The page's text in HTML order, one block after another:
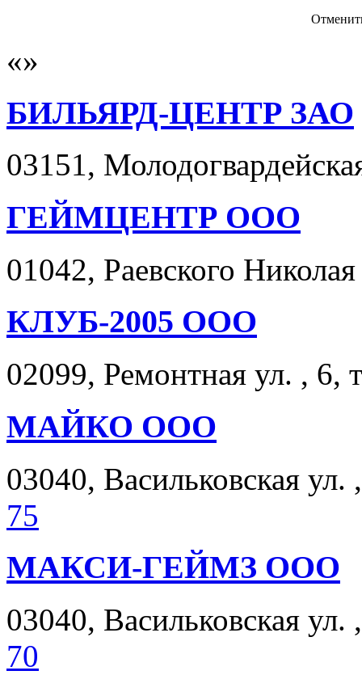
БИЛЬЯРД-ЦЕНТР ЗАО
03151,
ГЕЙМЦЕНТР ООО
01042, Раевского
КЛУБ-2005 ООО
02099, Ремонтная ул. , 6,
МАЙКО ООО
03040, Васильковская
75
МАКСИ-ГЕЙМЗ ООО
03040, Васильковская
70